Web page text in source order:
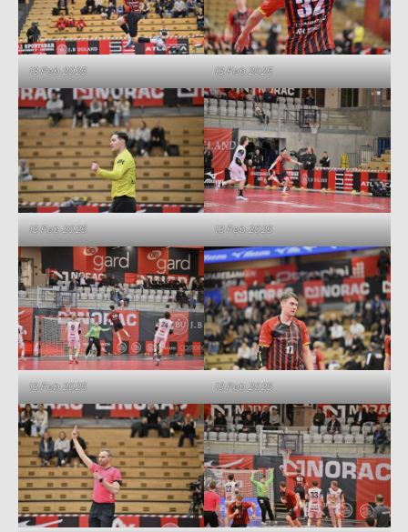
13 Feb 2025 13 Feb 2025
13 Feb 2025 13 Feb 2025
13 Feb 2025 13 Feb 2025